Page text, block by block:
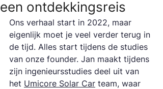
een ontdekkingsreis
Ons verhaal start in 2022, maar
eigenlijk moet je veel verder terug in
de tijd. Alles start tijdens de studies
van onze founder. Jan maakt tijdens
zijn ingenieursstudies deel uit van
het Umicore Solar Car team, waar